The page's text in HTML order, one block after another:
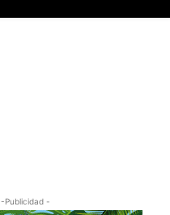
-Publicidad -